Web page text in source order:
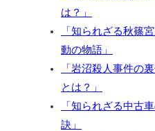
は？」
「知られざる秋篠
動の物語」
「岩沼殺人事件の
とは？」
「知られざる中古
訣」